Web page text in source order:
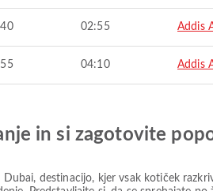
02:55 Addis
04:10 Addis
in si zagotovite
destinacijo, kjer vsak kotiček